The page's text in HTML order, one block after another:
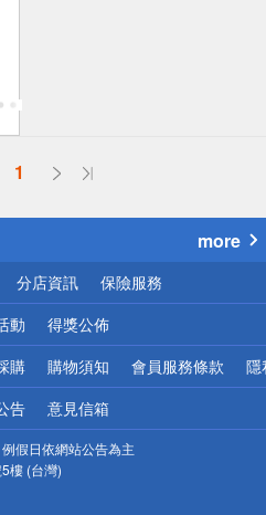
1
心！
more
分店資訊 保險服務
動 得獎公佈
購 購物須知 會員服務條款 隱
告 意見信箱
假日依網站公告為主
樓 (台灣)